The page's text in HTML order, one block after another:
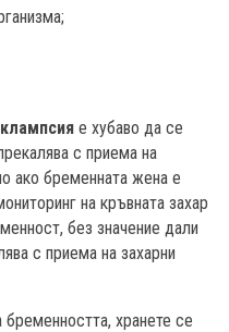
е хубаво да се
с приема на
ако бременната жена е
на кръвната захар
без значение дали
с приема на захарни
хранете се